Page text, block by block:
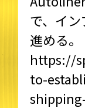
で、イ
進める。
https://
to-